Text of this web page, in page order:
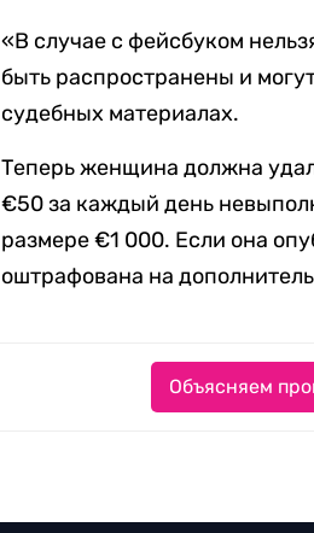
«В случае с фейсбуком
быть распространены и
судебных материалах.
Теперь женщина должна
€50 за каждый день
размере €1 000. Если она
оштрафована на
Объясняем